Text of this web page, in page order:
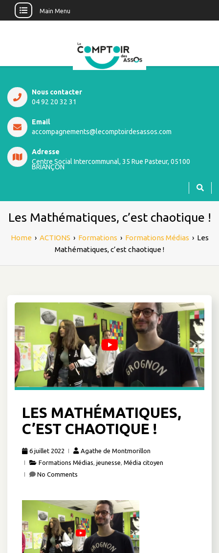
Main Menu
Nous contacter
04 92 20 32 31
Email
accompagnements@lecomptoirdesassos.com
Adresse
Centre Social Intercommunal, 35 Rue Pasteur, 05100
BRIANÇON
Les Mathématiques, c’est chaotique !
Home › ACTIONS › Formations › Formations Médias › Les
Mathématiques, c’est chaotique !
LES MATHÉMATIQUES,
C’EST CHAOTIQUE !
6 juillet 2022
Agathe de Montmorillon
Formations Médias jeunesse Média citoyen
No Comments